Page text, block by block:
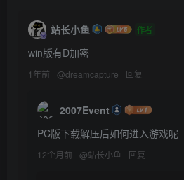
站长小鱼 作者
win版有D加密
1年前 @dreamcapture 回复
2007Event
PC版下载解压后如何进入游戏呢
12个月前 @站长小鱼 回复